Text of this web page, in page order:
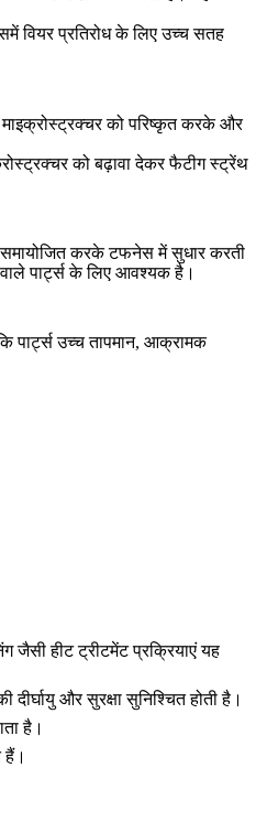
वियर प्रतिरोध के लिए उच्च सतह
को परिष्कृत करके और
को बढ़ावा देकर फैटीग स्ट्रेंथ
करके टफनेस में सुधार करती
पार्ट्स के लिए आवश्यक है।
पार्ट्स उच्च तापमान, आक्रामक
जैसी हीट ट्रीटमेंट प्रक्रियाएं यह
और सुरक्षा सुनिश्चित होती है।
है।
हैं।